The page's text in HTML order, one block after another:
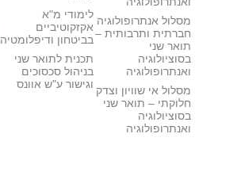
מסלול אנתרופולוגיה
חברתית ותרבותית –
תואר שני
בסוציולוגיה
ואנתרופולוגיה
מסלול אי שוויון וצדק
חלוקתי – תואר שני
בסוציולוגיה
ואנתרופולוגיה
לימודי מ"א
אקזקוטיביים
בביטחון ודיפלומטיה
תכנית לתואר שני
בניהול סכסוכים
וגישור ע"ש אוונס